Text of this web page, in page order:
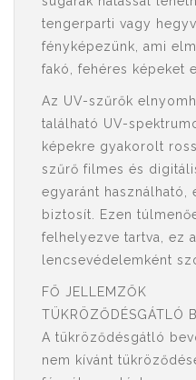
tengerparti vagy
fényképezünk, ami
fakó, fehéres képeket
Az UV-szűrők
található UV-
képekre gyakorolt
szűrő filmes és
egyaránt használható,
biztosít. Ezen
felhelyezve tartva, ez
lencsevédelemként
FŐ JELLEMZŐK
TÜKRÖZŐDÉSGÁTLÓ
A tükröződésgátló
nem kívánt